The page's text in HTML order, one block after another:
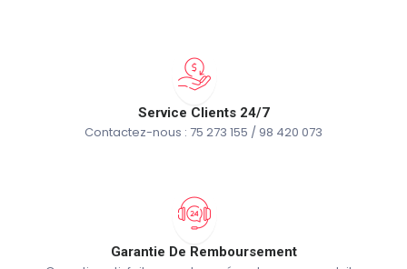
Service Clients 24/7
Contactez-nous : 75 273 155 / 98 420 073
Garantie De Remboursement